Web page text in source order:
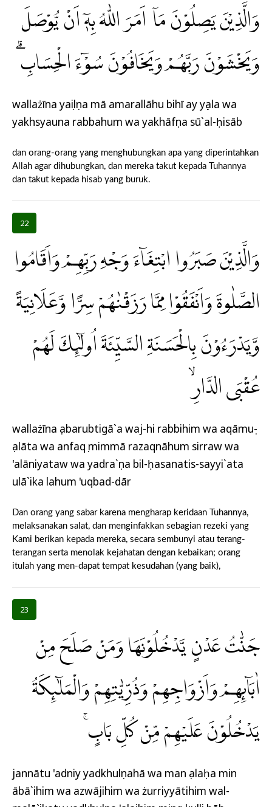
وَالَّذِيْنَ يَصِلُوْنَ مَآ اَمَرَ اللّٰهُ بِهٖٓ اَنْ يُّوْصَلَ
وَيَخْشَوْنَ رَبَّهُمْ وَيَخَافُوْنَ سُوْۤءَ الْحِسَابِ ۗ
wallażīna yaṣilụna mā amarallāhu bihī ay yụṣala wa
yakhsyauna rabbahum wa yakhāfụna sū`al-ḥisāb
dan orang-orang yang menghubungkan apa yang diperintahkan
Allah agar dihubungkan, dan mereka takut kepada Tuhannya
dan takut kepada hisab yang buruk.
22
وَالَّذِيْنَ صَبَرُوا ابْتِغَاۤءَ وَجْهِ رَبِّهِمْ وَاَقَامُوا
الصَّلٰوةَ وَاَنْفَقُوْا مِمَّا رَزَقْنٰهُمْ سِرًّا وَّعَلَانِيَةً
وَّيَدْرَءُوْنَ بِالْحَسَنَةِ السَّيِّئَةَ اُولٰۤىِٕكَ لَهُمْ
عُقْبَى الدَّارِۙ
wallażīna ṣabarubtigā`a waj-hi rabbihim wa aqāmuṣ-
ṣalāta wa anfaqụ mimmā razaqnāhum sirraw wa
'alāniyataw wa yadra`ụna bil-ḥasanatis-sayyi`ata
ulā`ika lahum 'uqbad-dār
Dan orang yang sabar karena mengharap keridaan Tuhannya,
melaksanakan salat, dan menginfakkan sebagian rezeki yang
Kami berikan kepada mereka, secara sembunyi atau terang-
terangan serta menolak kejahatan dengan kebaikan; orang
itulah yang men-dapat tempat kesudahan (yang baik),
23
جَنّٰتُ عَدْنٍ يَّدْخُلُوْنَهَا وَمَنْ صَلَحَ مِنْ
اٰبَاۤىِٕهِمْ وَاَزْوَاجِهِمْ وَذُرِّيّٰتِهِمْ وَالْمَلٰۤىِٕكَةُ
يَدْخُلُوْنَ عَلَيْهِمْ مِّنْ كُلِّ بَابٍۚ
jannātu 'adniy yadkhulụnahā wa man ṣalaḥa min
ābā`ihim wa azwājihim wa żurriyyātihim wal-